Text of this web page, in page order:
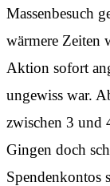
Massenbesuch
wärmere Zeiten
Aktion sofort
ungewiss war.
zwischen 3 und
Gingen doch
Spendenkontos